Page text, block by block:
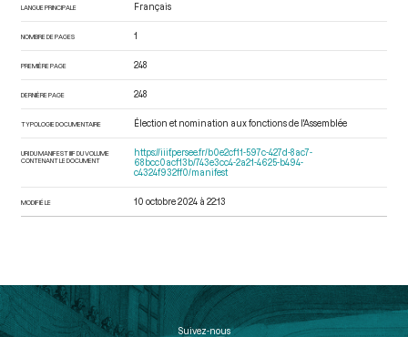
LANGUE PRINCIPALE Français
NOMBRE DE PAGES 1
PREMIÈRE PAGE 248
DERNIÈRE PAGE 248
TYPOLOGIE DOCUMENTAIRE Élection et nomination aux fonctions de l'Assemblée
URI DU MANIFEST IIIF DU VOLUME
CONTENANT LE DOCUMENT
https://iiif.persee.fr/b0e2cf11-597c-427d-8ac7-
68bcc0acf13b/743e3cc4-2a21-4625-b494-
c4324f932ff0/manifest
MODIFIÉ LE 10 octobre 2024 à 22:13
Suivez-nous